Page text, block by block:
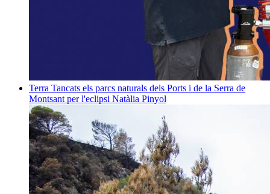
Terra Tancats els parcs naturals dels Ports i de la Serra de
Montsant per l'eclipsi Natàlia Pinyol